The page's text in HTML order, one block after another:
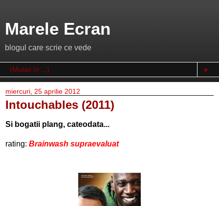
Marele Ecran
blogul care scrie ce vede
▼
miercuri, 25 aprilie 2012
Intouchables (2011)
Si bogatii plang, cateodata...
rating: Brainwash supraevaluat